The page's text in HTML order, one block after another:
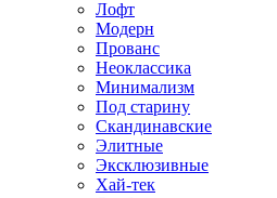
Лофт
Модерн
Прованс
Неоклассика
Минимализм
Под старину
Скандинавские
Элитные
Эксклюзивные
Хай-тек